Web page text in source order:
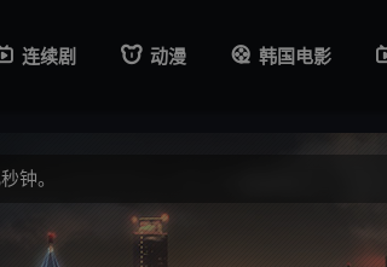
连续剧 动漫 韩国电影
!
路。
钟。
!